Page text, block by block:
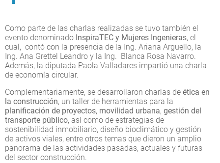
Como parte de las charlas realizadas se tuvo también el
evento denominado InspiraTEC y Mujeres Ingenieras, el
cual, contó con la presencia de la Ing. Ariana Arguello, la
Ing. Ana Grettel Leandro y la Ing. Blanca Rosa Navarro.
Además, la diputada Paola Valladares impartió una charla
de economía circular.
Complementariamente, se desarrollaron charlas de ética en
la construcción, un taller de herramientas para la
planificación de proyectos, movilidad urbana, gestión del
transporte público, así como de estrategias de
sostenibilidad inmobiliario, diseño bioclimático y gestión
de activos viales, entre otros temas que dieron un amplio
panorama de las actividades pasadas, actuales y futuras
del sector construcción.